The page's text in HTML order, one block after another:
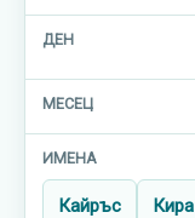
Кайръс Кира